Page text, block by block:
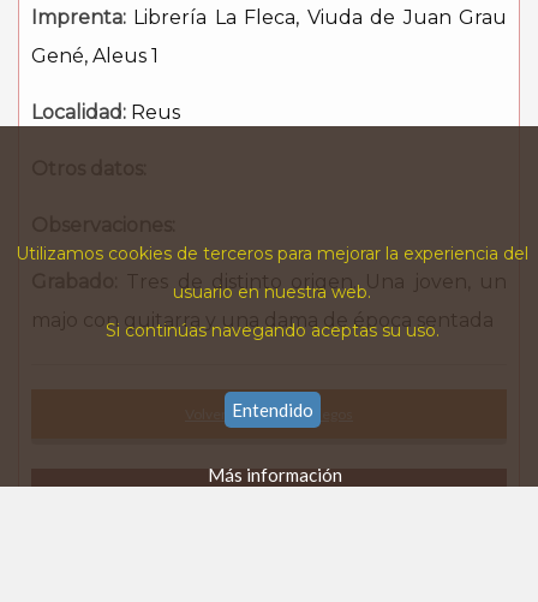
Imprenta: Librería La Fleca, Viuda de Juan Grau
Gené, Aleus 1
Localidad: Reus
Tres de distinto origen. Una joven, un
majo con guitarra y una dama de época sentada
Volver al listado de pliegos
Utilizamos cookies de terceros para mejorar la experiencia del
usuario en nuestra web.
Si continúas navegando aceptas su uso.
Entendido
Más información